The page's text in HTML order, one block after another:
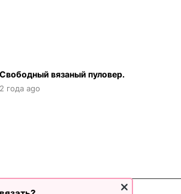
Свободный вязаный пуловер.
2 года ago